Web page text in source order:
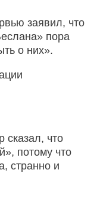
заявил, что
пора
о них».
сказал, что
потому что
странно и